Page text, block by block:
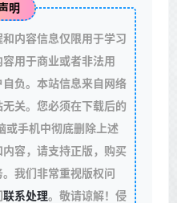
明
内容信息仅限用于学习
用于商业或者非法用
负。本站信息来自网络
关。您必须在下载后的
或手机中彻底删除上述
容，请支持正版，购买
我们非常重视版权问
联系处理。敬请谅解！侵